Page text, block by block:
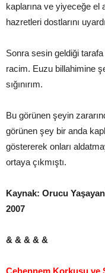
kaplarına ve yiyeceğe el
hazretleri dostlarını
Sonra sesin geldiği tarafa
racim. Euzu billahimine
sığınırım.
Bu görünen şeyin
görünen şey bir anda
göstererek onları
ortaya çıkmıştı.
Kaynak: Orucu
2007
& & & & &
Cehennem Korkusu ve